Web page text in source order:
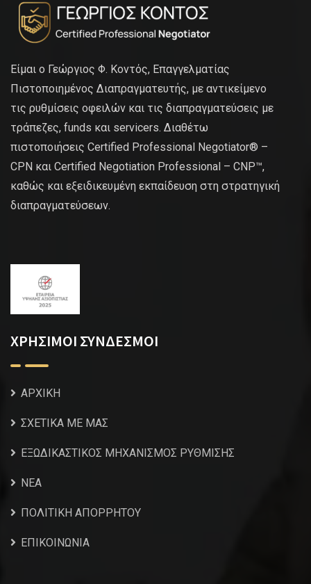
Είμαι ο Γεώργιος Φ. Κοντός, Επαγγελματίας
Πιστοποιημένος Διαπραγματευτής, με αντικείμενο
τις ρυθμίσεις οφειλών και τις διαπραγματεύσεις με
τράπεζες, funds και servicers. Διαθέτω
πιστοποιήσεις Certified Professional Negotiator® –
CPN και Certified Negotiation Professional – CNP™,
καθώς και εξειδικευμένη εκπαίδευση στη στρατηγική
διαπραγματεύσεων.
ΧΡΗΣΙΜΟΙ ΣΥΝΔΕΣΜΟΙ
ΑΡΧΙΚΗ
ΣΧΕΤΙΚΑ ΜΕ ΜΑΣ
ΕΞΩΔΙΚΑΣΤΙΚΟΣ ΜΗΧΑΝΙΣΜΟΣ ΡΥΘΜΙΣΗΣ
NEA
ΠΟΛΙΤΙΚΗ ΑΠΟΡΡΗΤΟΥ
ΕΠΙΚΟΙΝΩΝΙΑ